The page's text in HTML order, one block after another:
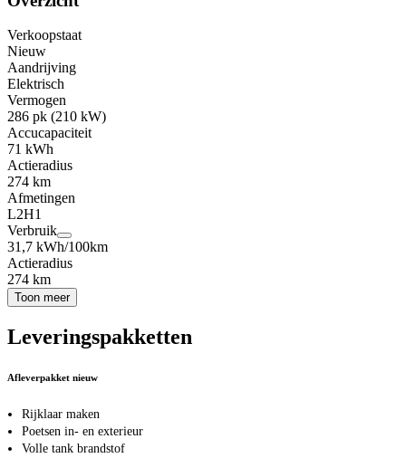
Verkoopstaat
Nieuw
Aandrijving
Elektrisch
Vermogen
286 pk (210 kW)
Accucapaciteit
71 kWh
Actieradius
274 km
Afmetingen
L2H1
Verbruik
31,7 kWh/100km
Actieradius
274 km
Toon meer
Leveringspakketten
Afleverpakket nieuw
Rijklaar maken
Poetsen in- en exterieur
Volle tank brandstof